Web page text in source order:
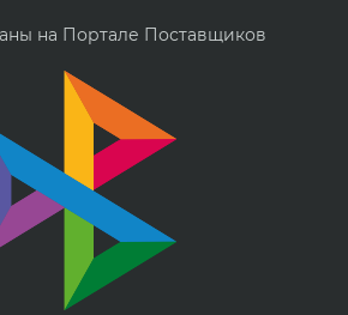
на Портале Поставщиков